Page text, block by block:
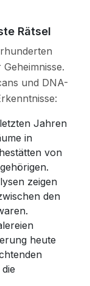
Rätsel
und DNA-
Jahren
in
von
zeigen
den
heute